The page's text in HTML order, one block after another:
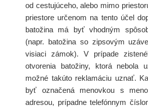
od cestujúceho, alebo mimo
priestore určenom na tento účel
batožina má byť vhodným
(napr. batožina so zipsovým
visiaci zámok). V prípade
otvorenia batožiny, ktorá nebola
možné takúto reklamáciu uznať.
byť označená menovkou s
adresou, prípadne telefónnym